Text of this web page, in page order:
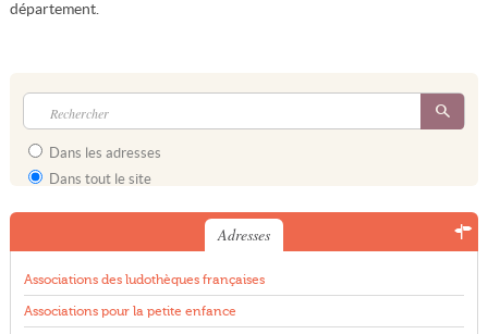
département.
Dans les adresses
Dans tout le site
Adresses
Associations des ludothèques françaises
Associations pour la petite enfance